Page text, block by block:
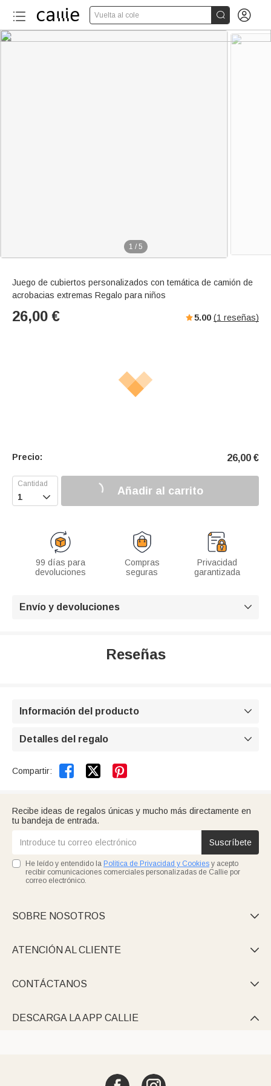
Vuelta al cole  
1 / 5
Juego de cubiertos personalizados con temática de camión de
acrobacias extremas Regalo para niños
26,00 € 5.00 (1 reseñas)
Precio: 26,00 €
 Añadir al carrito
99 días para
devoluciones
Compras
seguras
Privacidad
garantizada
Envío y devoluciones 
Reseñas
Información del producto 
Detalles del regalo 
Compartir:  
Recibe ideas de regalos únicas y mucho más directamente en
tu bandeja de entrada.
Suscríbete
He leído y entendido la Política de Privacidad y Cookies y acepto
recibir comunicaciones comerciales personalizadas de Callie por
correo electrónico.
SOBRE NOSOTROS 
ATENCIÓN AL CLIENTE 
CONTÁCTANOS 
DESCARGA LA APP CALLIE 